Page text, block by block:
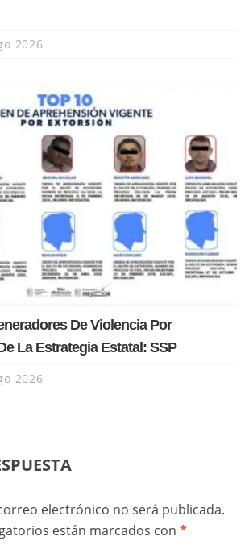
2026
De Violencia Por
La Estrategia Estatal: SSP
2026
electrónico no será publicada.
están marcados con *